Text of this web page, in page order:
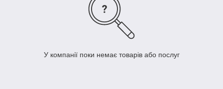
У компанії поки немає товарів або послуг